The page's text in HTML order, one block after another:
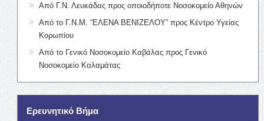
Από Γ.Ν. Λευκάδας προς οποιοδήποτε Νοσοκομείο Αθηνών
Από το Γ.Ν.Μ. “ΕΛΕΝΑ ΒΕΝΙΖΕΛΟΥ” προς Κέντρο Υγείας
Κορωπίου
Από το Γενικό Νοσοκομείο Καβάλας προς Γενικό
Νοσοκομείο Καλαμάτας
Ερευνητικό Βήμα